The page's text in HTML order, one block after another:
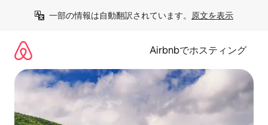
一部の情報は自動翻訳されています。 原文を表示
Airbnbでホスティング